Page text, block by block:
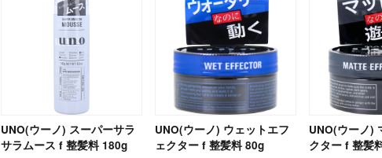
UNO(ウーノ) スーパーサラ
サラムース f 整髪料 180g
UNO(ウーノ) ウェットエフ
ェクター f 整髪料 80g
UNO(ウーノ)
クター f 整髪